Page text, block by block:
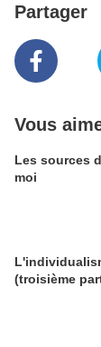
Partager
Vous
Les sources
moi
(troisième